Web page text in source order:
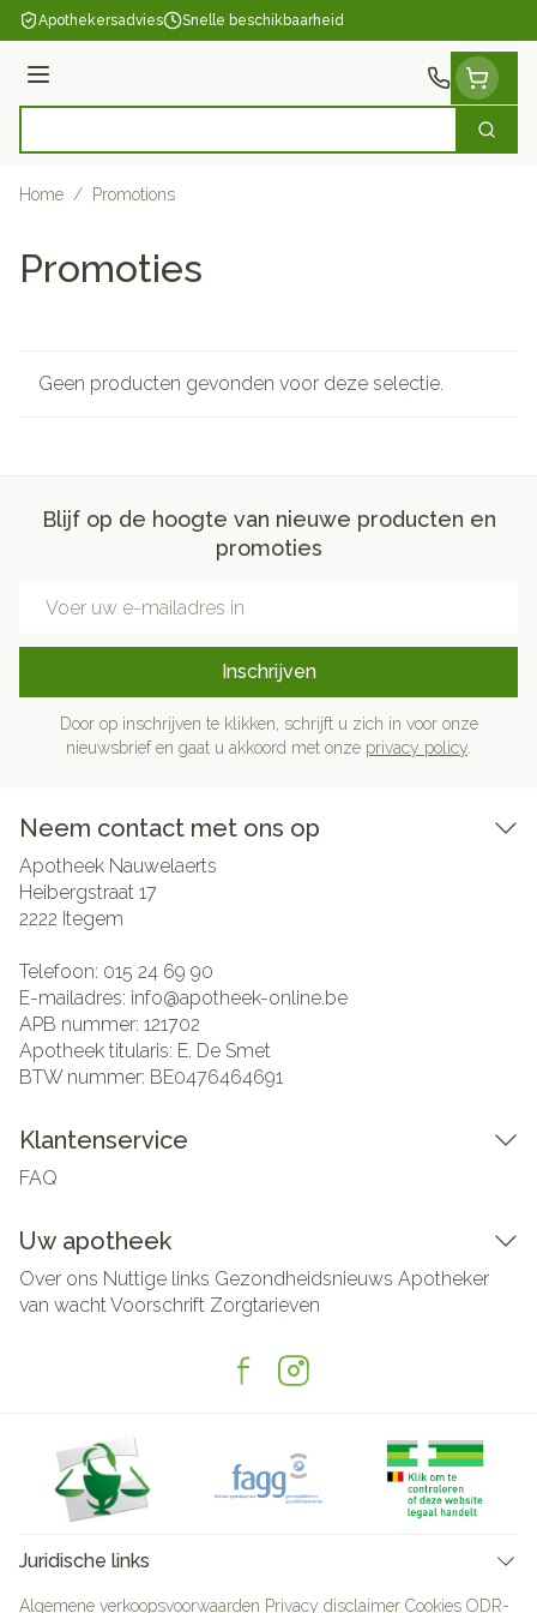
Ga naar de inhoud
Apothekersadvies Snelle beschikbaarheid
Menu
Zoek
Home / Promotions
Promoties
Geen producten gevonden voor deze selectie.
Blijf op de hoogte van nieuwe producten en
promoties
Inschrijven
Door op inschrijven te klikken, schrijft u zich in voor onze
nieuwsbrief en gaat u akkoord met onze privacy policy
Neem contact met ons op
Apotheek Nauwelaerts
Heibergstraat 17
2222 Itegem
Telefoon: 015 24 69 90
E-mailadres: info@apotheek-online.be
APB nummer: 121702
Apotheek titularis: E. De Smet
BTW nummer: BE0476464691
Klantenservice
FAQ
Uw apotheek
Over ons Nuttige links Gezondheidsnieuws Apotheker
van wachtVoorschrift Zorgtarieven
Juridische links
Algemene verkoopsvoorwaarden Privacy disclaimer Cookies ODR-